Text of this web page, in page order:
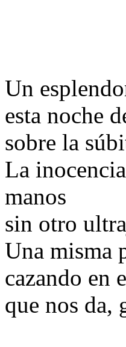
Un
esta noche
sobre la
La
manos
sin otro
Una misma
cazando en
que nos da,